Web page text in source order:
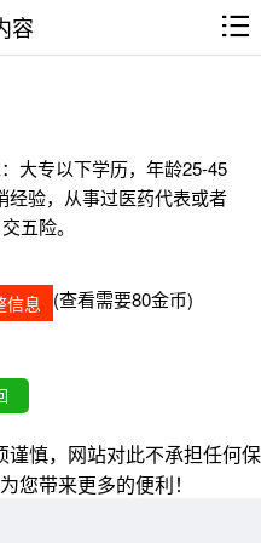
容
大专以下学历，年龄25-45
经验，从事过医药代表或者
五险。
信息 (查看需要80金币)
慎，网站对此不承担任何保
您带来更多的便利！